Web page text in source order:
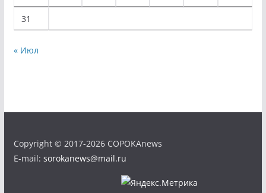
31
« Июл
Copyright © 2017-2026 COPOKAnews
E-mail: sorokanews@mail.ru